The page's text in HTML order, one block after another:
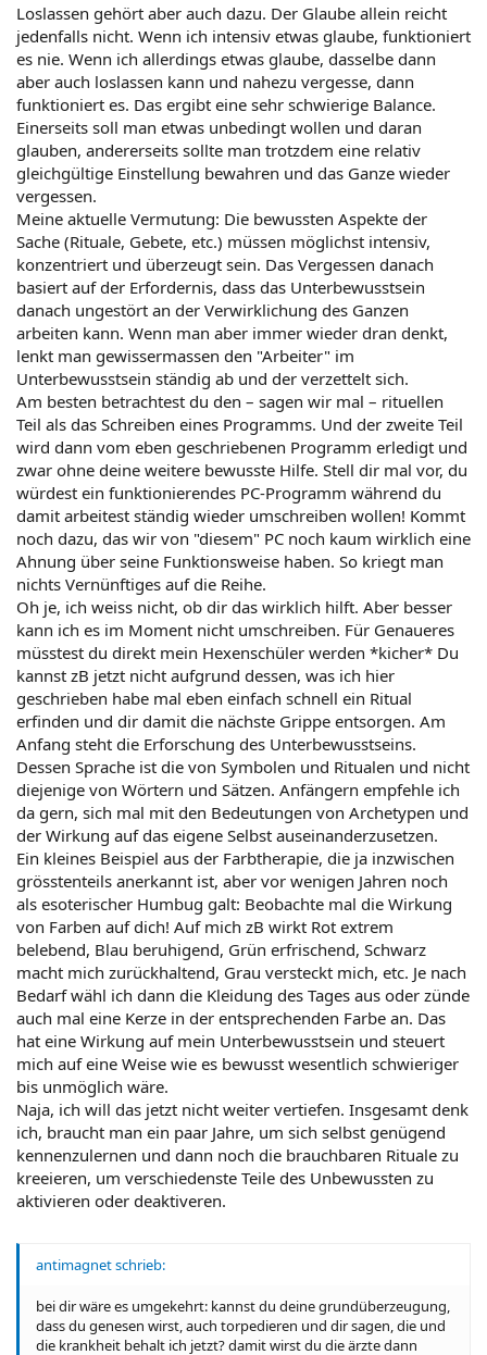
Loslassen gehört aber auch dazu. Der Glaube allein reicht
jedenfalls nicht. Wenn ich intensiv etwas glaube, funktioniert
es nie. Wenn ich allerdings etwas glaube, dasselbe dann
aber auch loslassen kann und nahezu vergesse, dann
funktioniert es. Das ergibt eine sehr schwierige Balance.
Einerseits soll man etwas unbedingt wollen und daran
glauben, andererseits sollte man trotzdem eine relativ
gleichgültige Einstellung bewahren und das Ganze wieder
vergessen.
Meine aktuelle Vermutung: Die bewussten Aspekte der
Sache (Rituale, Gebete, etc.) müssen möglichst intensiv,
konzentriert und überzeugt sein. Das Vergessen danach
basiert auf der Erfordernis, dass das Unterbewusstsein
danach ungestört an der Verwirklichung des Ganzen
arbeiten kann. Wenn man aber immer wieder dran denkt,
lenkt man gewissermassen den "Arbeiter" im
Unterbewusstsein ständig ab und der verzettelt sich.
Am besten betrachtest du den – sagen wir mal – rituellen
Teil als das Schreiben eines Programms. Und der zweite Teil
wird dann vom eben geschriebenen Programm erledigt und
zwar ohne deine weitere bewusste Hilfe. Stell dir mal vor, du
würdest ein funktionierendes PC-Programm während du
damit arbeitest ständig wieder umschreiben wollen! Kommt
noch dazu, das wir von "diesem" PC noch kaum wirklich eine
Ahnung über seine Funktionsweise haben. So kriegt man
nichts Vernünftiges auf die Reihe.
Oh je, ich weiss nicht, ob dir das wirklich hilft. Aber besser
kann ich es im Moment nicht umschreiben. Für Genaueres
müsstest du direkt mein Hexenschüler werden *kicher* Du
kannst zB jetzt nicht aufgrund dessen, was ich hier
geschrieben habe mal eben einfach schnell ein Ritual
erfinden und dir damit die nächste Grippe entsorgen. Am
Anfang steht die Erforschung des Unterbewusstseins.
Dessen Sprache ist die von Symbolen und Ritualen und nicht
diejenige von Wörtern und Sätzen. Anfängern empfehle ich
da gern, sich mal mit den Bedeutungen von Archetypen und
der Wirkung auf das eigene Selbst auseinanderzusetzen.
Ein kleines Beispiel aus der Farbtherapie, die ja inzwischen
grösstenteils anerkannt ist, aber vor wenigen Jahren noch
als esoterischer Humbug galt: Beobachte mal die Wirkung
von Farben auf dich! Auf mich zB wirkt Rot extrem
belebend, Blau beruhigend, Grün erfrischend, Schwarz
macht mich zurückhaltend, Grau versteckt mich, etc. Je nach
Bedarf wähl ich dann die Kleidung des Tages aus oder zünde
auch mal eine Kerze in der entsprechenden Farbe an. Das
hat eine Wirkung auf mein Unterbewusstsein und steuert
mich auf eine Weise wie es bewusst wesentlich schwieriger
bis unmöglich wäre.
Naja, ich will das jetzt nicht weiter vertiefen. Insgesamt denk
ich, braucht man ein paar Jahre, um sich selbst genügend
kennenzulernen und dann noch die brauchbaren Rituale zu
kreeieren, um verschiedenste Teile des Unbewussten zu
aktivieren oder deaktiveren.
antimagnet schrieb:
bei dir wäre es umgekehrt: kannst du deine grundüberzeugung,
dass du genesen wirst, auch torpedieren und dir sagen, die und
die krankheit behalt ich jetzt? damit wirst du die ärzte dann